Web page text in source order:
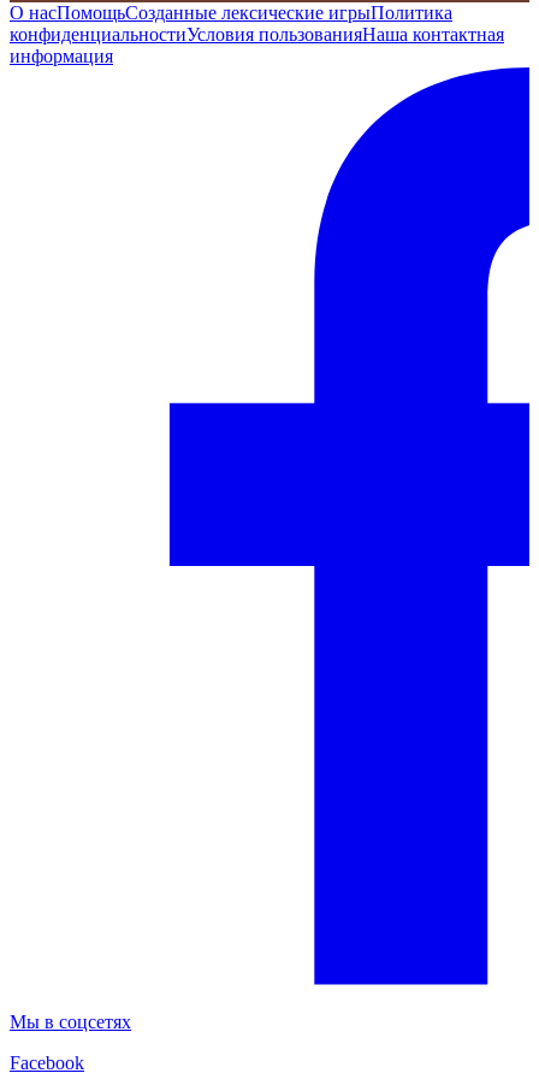
О насПомощьСозданные лексические игрыПолитика
конфиденциальностиУсловия пользованияНаша контактная
информация
Мы в соцсетях
Facebook